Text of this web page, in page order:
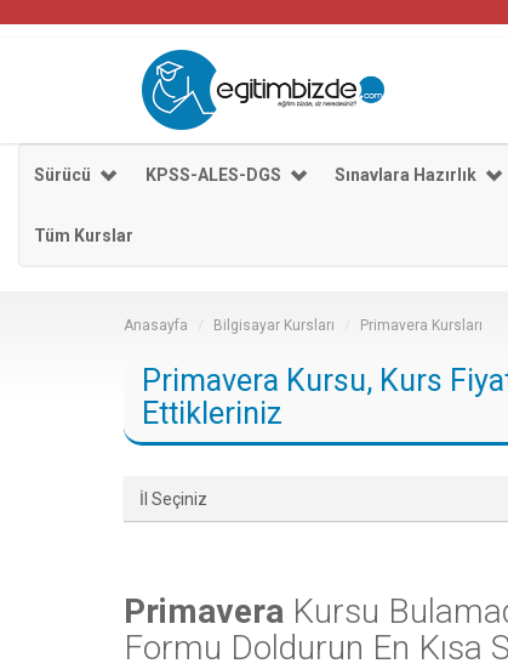
Sürücü KPSS-ALES-DGS Sınavlara Hazırlık
Tüm Kurslar
Anasayfa Bilgisayar Kursları Primavera Kursları
Primavera Kursu, Kurs
Ettikleriniz
Primavera Kursu
Formu Doldurun En Kısa